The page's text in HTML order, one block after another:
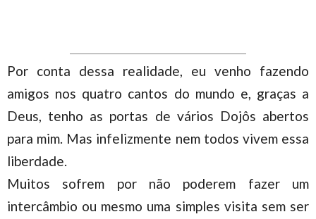
Por conta dessa realidade, eu venho fazendo
amigos nos quatro cantos do mundo e, graças a
Deus, tenho as portas de vários Dojôs abertos
para mim. Mas infelizmente nem todos vivem essa
liberdade.
Muitos sofrem por não poderem fazer um
intercâmbio ou mesmo uma simples visita sem ser